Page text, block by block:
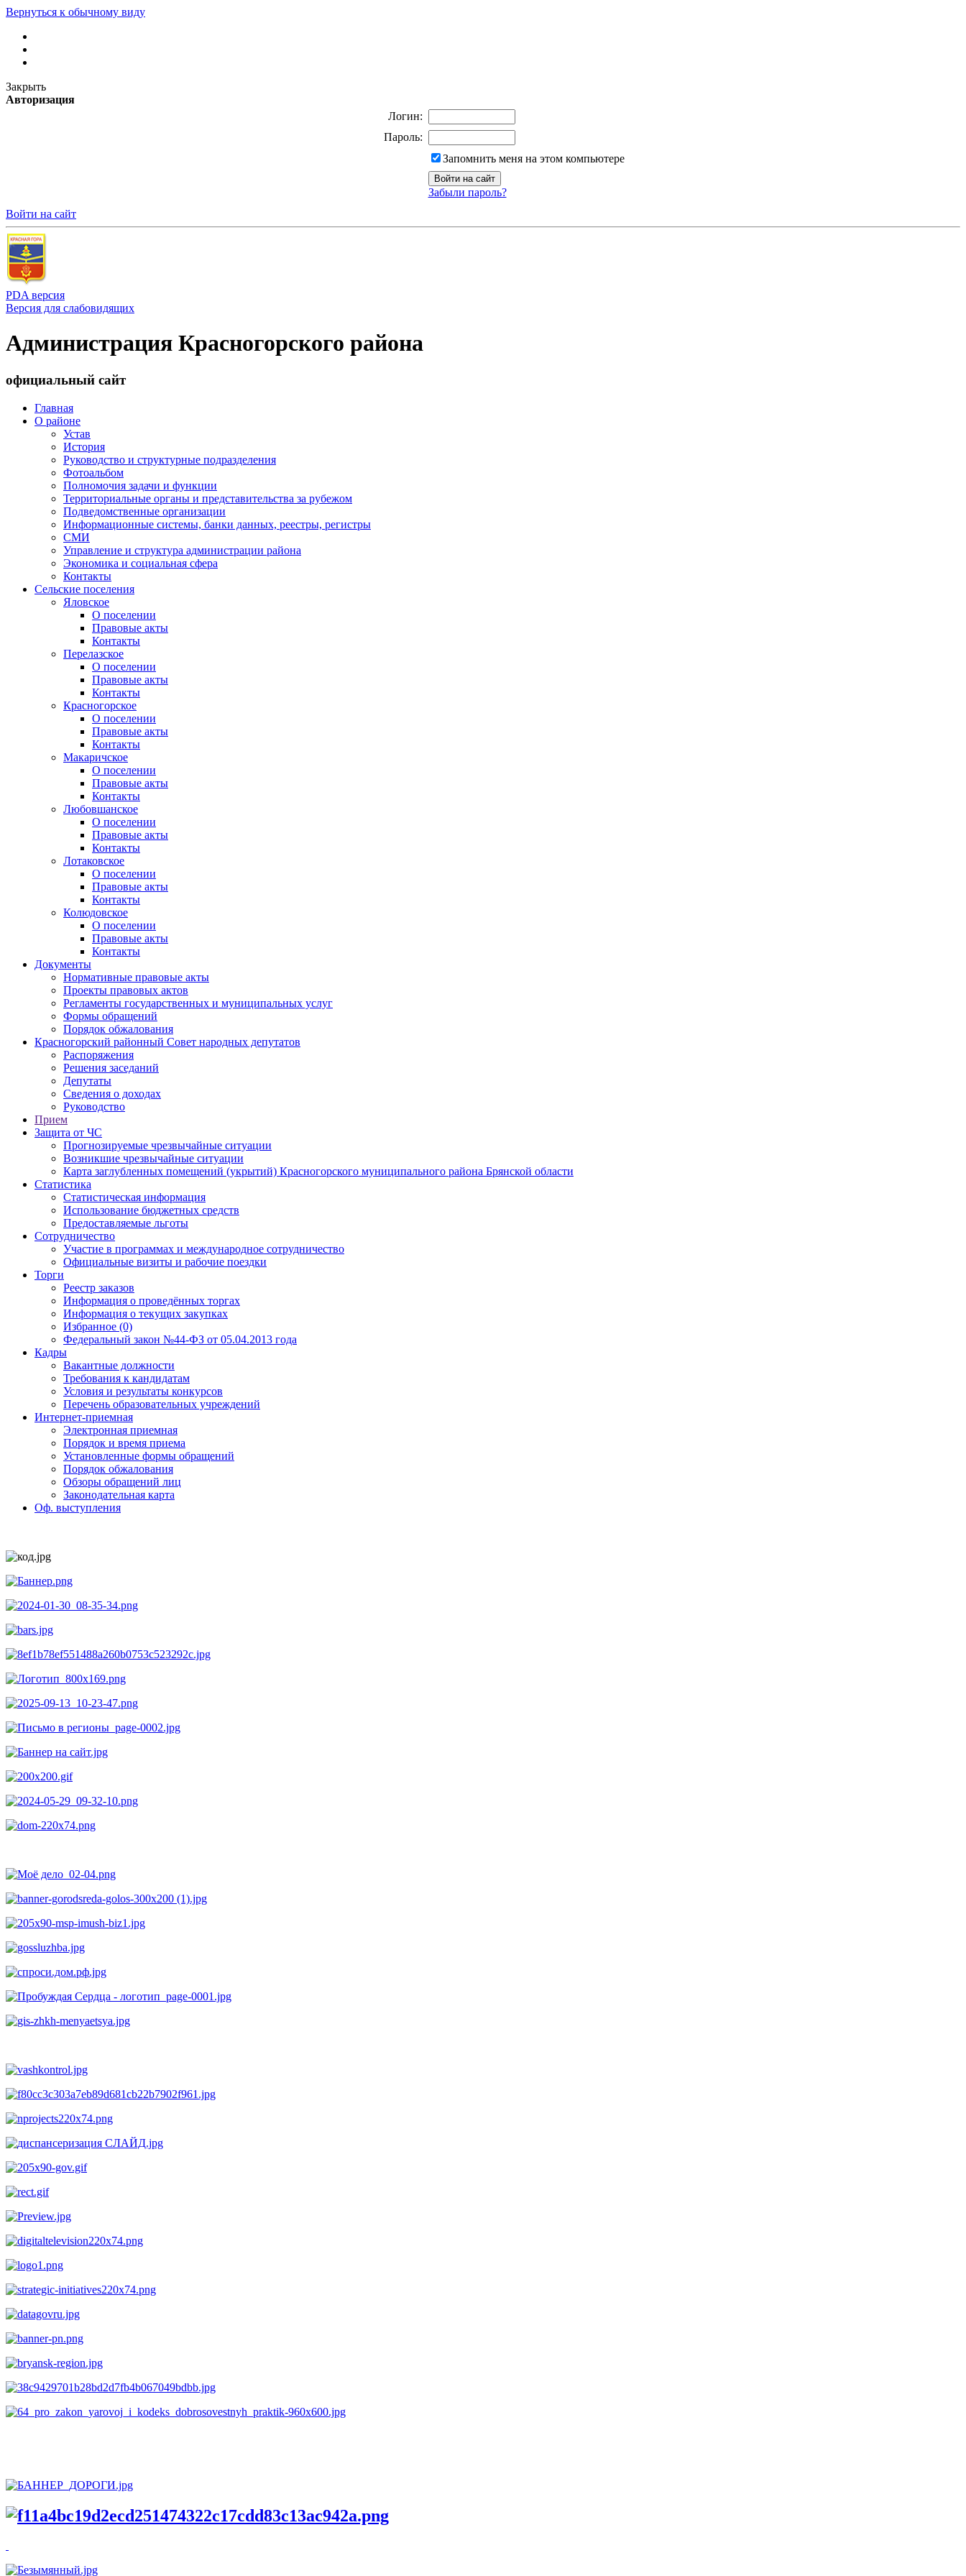
Вернуться к обычному виду
Закрыть
Авторизация
Логин:
Пароль:
Запомнить меня на этом компьютере
Забыли пароль?
Войти на сайт
PDA версия
Версия для слабовидящих
Администрация Красногорского района
официальный сайт
Главная
О районе
Устав
История
Руководство и структурные подразделения
Фотоальбом
Полномочия задачи и функции
Территориальные органы и представительства за рубежом
Подведомственные организации
Информационные системы, банки данных, реестры, регистры
СМИ
Управление и структура администрации района
Экономика и социальная сфера
Контакты
Сельские поселения
Яловское
О поселении
Правовые акты
Контакты
Перелазское
О поселении
Правовые акты
Контакты
Красногорское
О поселении
Правовые акты
Контакты
Макаричское
О поселении
Правовые акты
Контакты
Любовшанское
О поселении
Правовые акты
Контакты
Лотаковское
О поселении
Правовые акты
Контакты
Колюдовское
О поселении
Правовые акты
Контакты
Документы
Нормативные правовые акты
Проекты правовых актов
Регламенты государственных и муниципальных услуг
Формы обращений
Порядок обжалования
Красногорский районный Совет народных депутатов
Распоряжения
Решения заседаний
Депутаты
Сведения о доходах
Руководство
Прием
Защита от ЧС
Прогнозируемые чрезвычайные ситуации
Возникшие чрезвычайные ситуации
Карта заглубленных помещений (укрытий) Красногорского муниципального района Брянской области
Статистика
Статистическая информация
Использование бюджетных средств
Предоставляемые льготы
Сотрудничество
Участие в программах и международное сотрудничество
Официальные визиты и рабочие поездки
Торги
Реестр заказов
Информация о проведённых торгах
Информация о текущих закупках
Избранное (0)
Федеральный закон №44-ФЗ от 05.04.2013 года
Кадры
Вакантные должности
Требования к кандидатам
Условия и результаты конкурсов
Перечень образовательных учреждений
Интернет-приемная
Электронная приемная
Порядок и время приема
Установленные формы обращений
Порядок обжалования
Обзоры обращений лиц
Законодательная карта
Оф. выступления